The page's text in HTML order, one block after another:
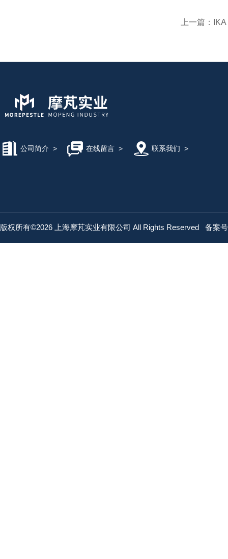
上一篇： IKA
公司简介 > 在线留言> 联系我们 >
版权所有©2026 上海摩芃实业有限公司 All Rights Reserved 备案